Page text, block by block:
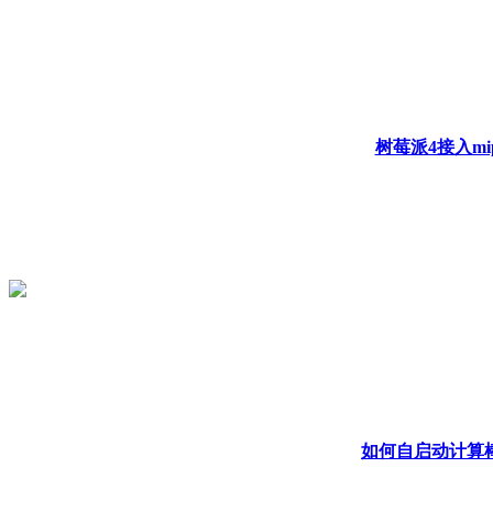
树莓派4接入
如何自启动计算